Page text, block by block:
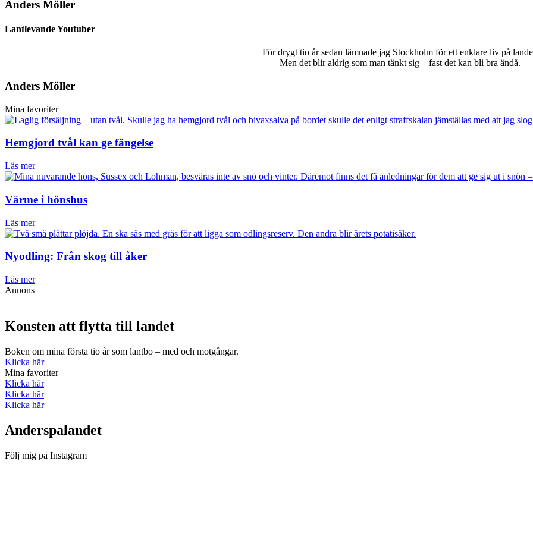
Anders Möller
Lantlevande Youtuber
För drygt tio år sedan lämnade jag Stockholm för ett enklare liv på
Men det blir aldrig som man tänkt sig – fast det kan bli bra ändå.
Anders Möller
Mina favoriter
Hemgjord tvål kan ge fängelse
Läs mer
Värme i hönshus
Läs mer
Nyodling: Från skog till åker
Läs mer
Annons
Konsten att flytta till landet
Boken om mina första tio år som lantbo – med och motgångar.
Klicka här
Mina favoriter
Klicka här
Klicka här
Klicka här
Anderspalandet
Följ mig på Instagram